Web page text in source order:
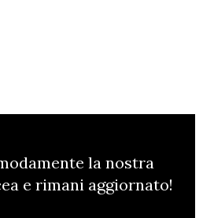
la nostra
e rimani aggiornato!